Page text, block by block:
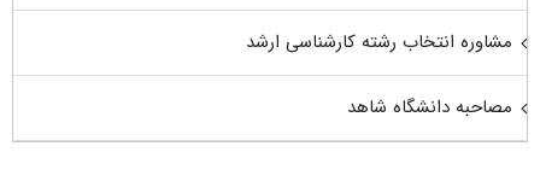
مشاوره انتخاب رشته کارشناسی ارشد
مصاحبه دانشگاه شاهد